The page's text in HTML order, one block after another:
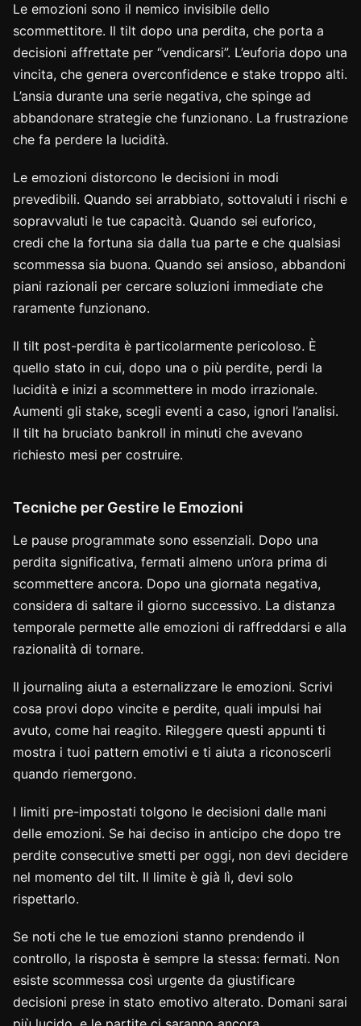
Le emozioni sono il nemico invisibile dello
scommettitore. Il tilt dopo una perdita, che porta a
decisioni affrettate per “vendicarsi”. L’euforia dopo una
vincita, che genera overconfidence e stake troppo alti.
L’ansia durante una serie negativa, che spinge ad
abbandonare strategie che funzionano. La frustrazione
che fa perdere la lucidità.
Le emozioni distorcono le decisioni in modi
prevedibili. Quando sei arrabbiato, sottovaluti i rischi e
sopravvaluti le tue capacità. Quando sei euforico,
credi che la fortuna sia dalla tua parte e che qualsiasi
scommessa sia buona. Quando sei ansioso, abbandoni
piani razionali per cercare soluzioni immediate che
raramente funzionano.
Il tilt post-perdita è particolarmente pericoloso. È
quello stato in cui, dopo una o più perdite, perdi la
lucidità e inizi a scommettere in modo irrazionale.
Aumenti gli stake, scegli eventi a caso, ignori l’analisi.
Il tilt ha bruciato bankroll in minuti che avevano
richiesto mesi per costruire.
Tecniche per Gestire le Emozioni
Le pause programmate sono essenziali. Dopo una
perdita significativa, fermati almeno un’ora prima di
scommettere ancora. Dopo una giornata negativa,
considera di saltare il giorno successivo. La distanza
temporale permette alle emozioni di raffreddarsi e alla
razionalità di tornare.
Il journaling aiuta a esternalizzare le emozioni. Scrivi
cosa provi dopo vincite e perdite, quali impulsi hai
avuto, come hai reagito. Rileggere questi appunti ti
mostra i tuoi pattern emotivi e ti aiuta a riconoscerli
quando riemergono.
I limiti pre-impostati tolgono le decisioni dalle mani
delle emozioni. Se hai deciso in anticipo che dopo tre
perdite consecutive smetti per oggi, non devi decidere
nel momento del tilt. Il limite è già lì, devi solo
rispettarlo.
Se noti che le tue emozioni stanno prendendo il
controllo, la risposta è sempre la stessa: fermati. Non
esiste scommessa così urgente da giustificare
decisioni prese in stato emotivo alterato. Domani sarai